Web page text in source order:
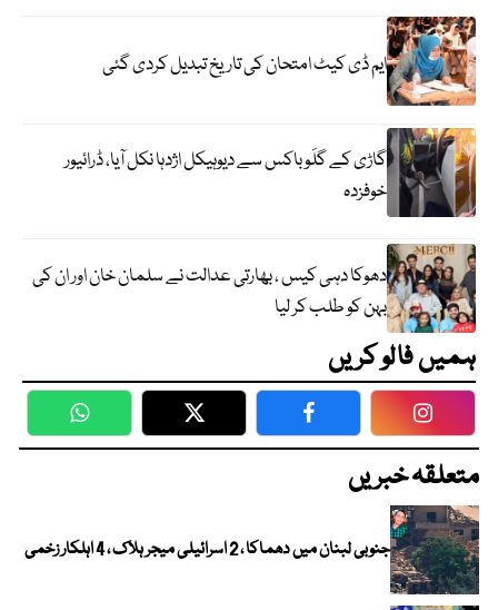
ایم ڈی کیٹ امتحان کی تاریخ تبدیل کردی گئی
گاڑی کے گلَو باکس سے دیوہیکل اژدہا نکل آیا، ڈرائیور
خوفزدہ
دھوکا دہی کیس ، بھارتی عدالت نے سلمان خان اور ان کی
بہن کو طلب کر لیا
ہمیں فالو کریں
WhatsApp Twitter Facebook
متعلقہ خبریں
جنوبی لبنان میں دھماکا ، 2 اسرائیلی میجر ہلاک ، 4 اہلکار زخمی